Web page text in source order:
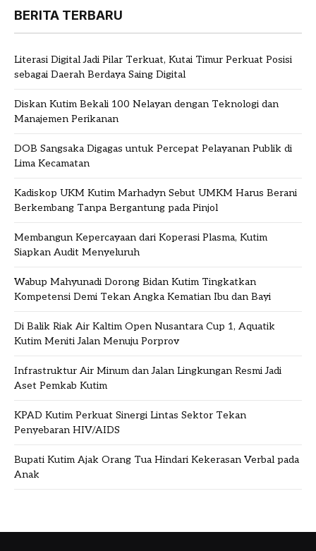
BERITA TERBARU
Literasi Digital Jadi Pilar Terkuat, Kutai Timur Perkuat Posisi
sebagai Daerah Berdaya Saing Digital
Diskan Kutim Bekali 100 Nelayan dengan Teknologi dan
Manajemen Perikanan
DOB Sangsaka Digagas untuk Percepat Pelayanan Publik di
Lima Kecamatan
Kadiskop UKM Kutim Marhadyn Sebut UMKM Harus Berani
Berkembang Tanpa Bergantung pada Pinjol
Membangun Kepercayaan dari Koperasi Plasma, Kutim
Siapkan Audit Menyeluruh
Wabup Mahyunadi Dorong Bidan Kutim Tingkatkan
Kompetensi Demi Tekan Angka Kematian Ibu dan Bayi
Di Balik Riak Air Kaltim Open Nusantara Cup 1, Aquatik
Kutim Meniti Jalan Menuju Porprov
Infrastruktur Air Minum dan Jalan Lingkungan Resmi Jadi
Aset Pemkab Kutim
KPAD Kutim Perkuat Sinergi Lintas Sektor Tekan
Penyebaran HIV/AIDS
Bupati Kutim Ajak Orang Tua Hindari Kekerasan Verbal pada
Anak